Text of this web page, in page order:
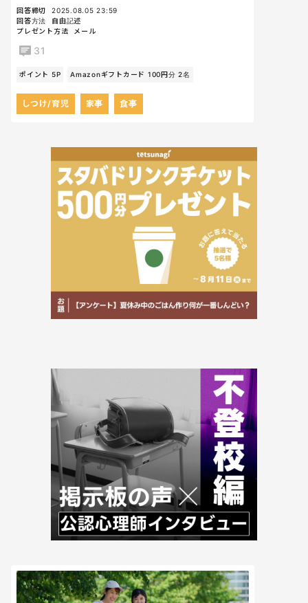
回答締切
2025.08.05 23:59
回答方法
自由記述
プレゼント方法
メール
31
ポイント 5P Amazonギフトカード 100円分 2名
しつけ/育児 家事 食事